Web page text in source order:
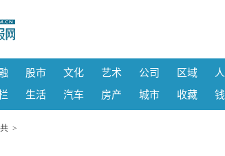
股市 文化 艺术 公司 区域
生活 汽车 房产 城市 收藏
>